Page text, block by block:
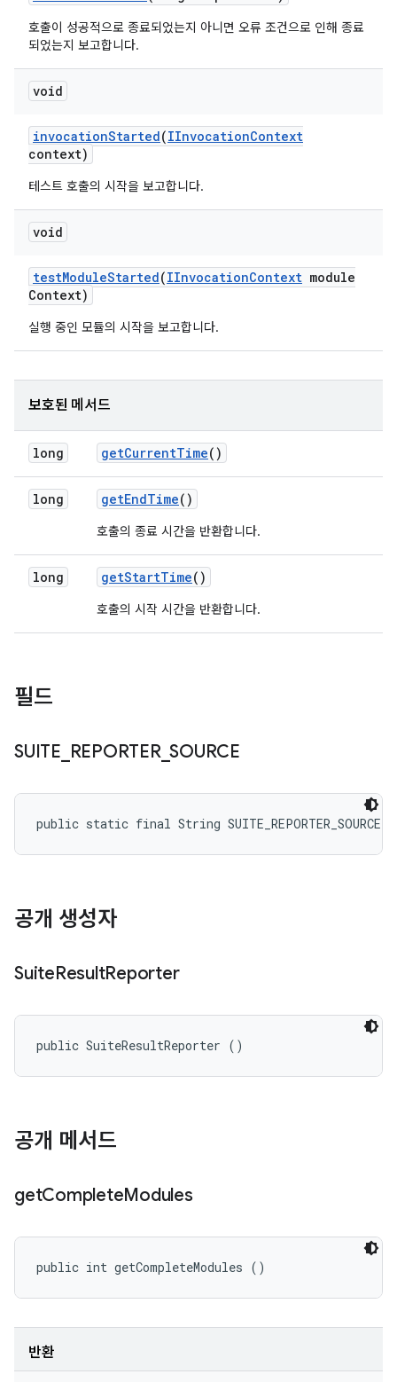
호출이 성공적으로 종료되었는지 아니면 오류 조건으로 인해 종료
되었는지 보고합니다.
void
invocationStarted(IInvocationContext
context)
테스트 호출의 시작을 보고합니다.
void
testModuleStarted(IInvocationContext module
Context)
실행 중인 모듈의 시작을 보고합니다.
보호된 메서드
long getCurrentTime()
long getEndTime()
호출의 종료 시간을 반환합니다.
long getStartTime()
호출의 시작 시간을 반환합니다.
필드
SUITE REPORTER_SOURCE
public static final String SUITE_REPORTER_SOURCE
공개 생성자
SuiteResultReporter
public SuiteResultReporter ()
공개 메서드
getCompleteModules
public int getCompleteModules ()
반환